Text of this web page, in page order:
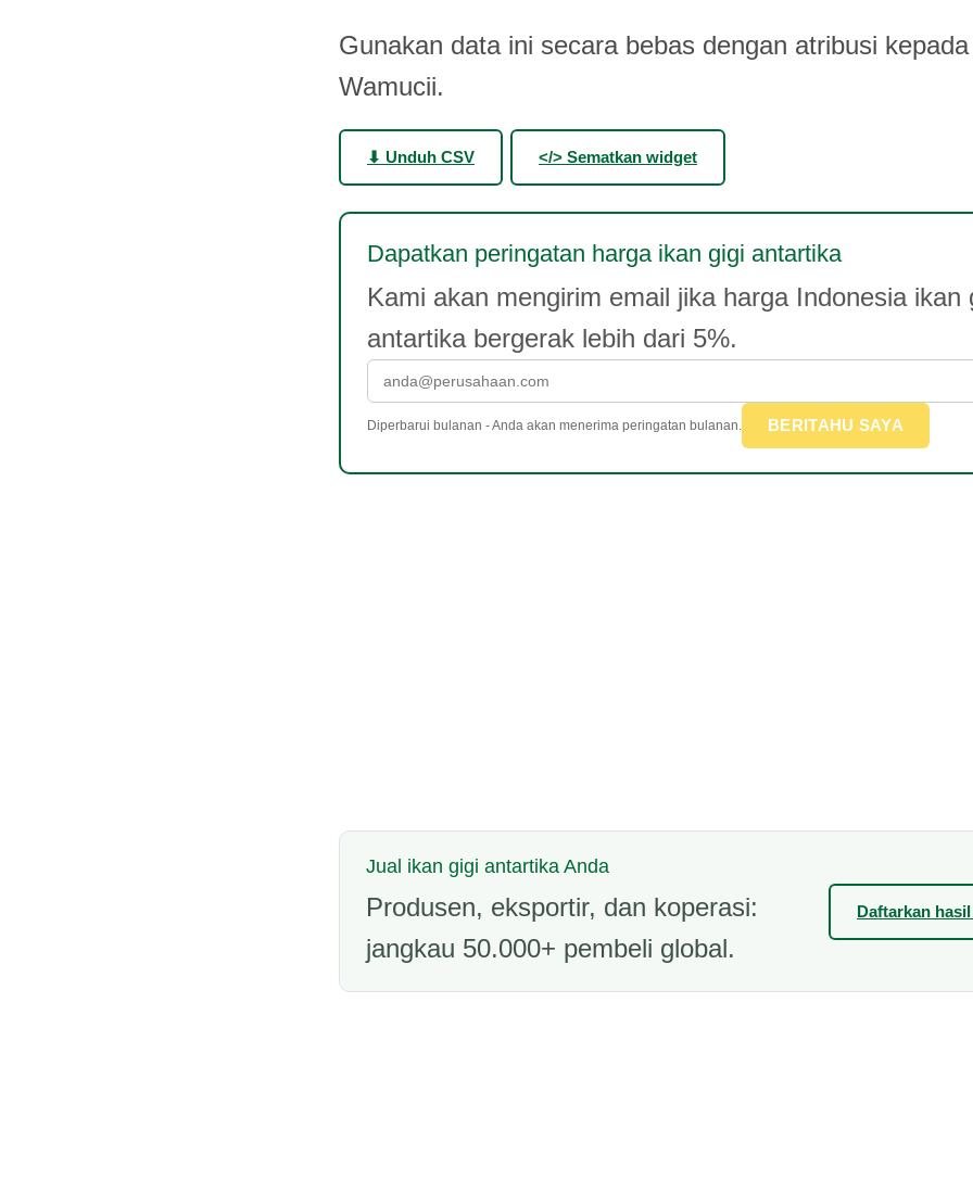
Gunakan data ini secara bebas dengan atribusi
Wamucii.
⬇ Unduh CSV </> Sematkan widget
Dapatkan peringatan harga ikan gigi antartika
Kami akan mengirim email jika harga Indonesia ikan
antartika bergerak lebih dari 5%.
Diperbarui bulanan - Anda akan menerima peringatan bulanan. BERITAHU SAYA
Jual ikan gigi antartika Anda
Produsen, eksportir, dan koperasi:
jangkau 50.000+ pembeli global.
Daftarkan